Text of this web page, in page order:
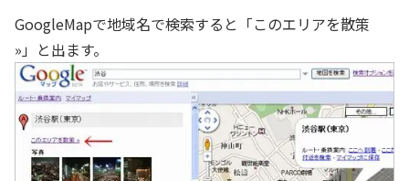
GoogleMapで地域名で検索すると「このエリアを散策
»」と出ます。